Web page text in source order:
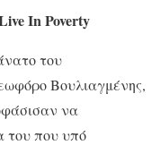
In Poverty
του
Βουλιαγμένης,
να
του που υπό